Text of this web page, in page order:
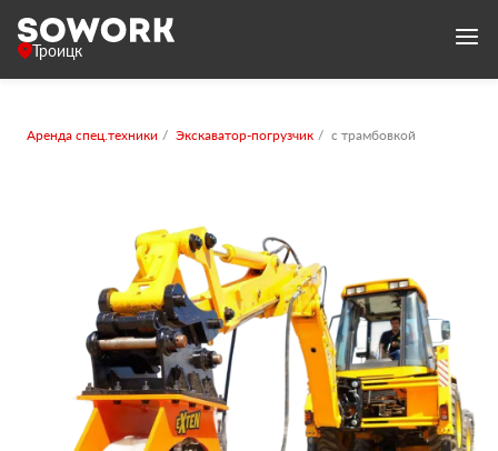
Троицк
Аренда спец.техники Экскаватор-погрузчик с трамбовкой